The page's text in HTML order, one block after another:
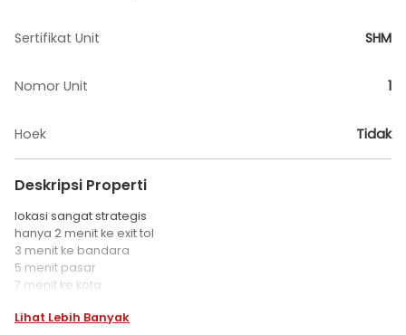
Sertifikat Unit SHM
Nomor Unit 1
Hoek Tidak
Deskripsi Properti
lokasi sangat strategis
hanya 2 menit ke exit tol
3 menit ke bandara
5 menit pasar
7 menit ke kota
shm
Lihat Lebih Banyak